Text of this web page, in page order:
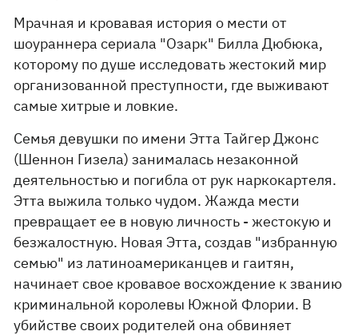
Мрачная и кровавая история о мести от
шоураннера сериала "Озарк" Билла Дюбюка,
которому по душе исследовать жестокий мир
организованной преступности, где выживают
самые хитрые и ловкие.
Семья девушки по имени Этта Тайгер Джонс
(Шеннон Гизела) занималась незаконной
деятельностью и погибла от рук наркокартеля.
Этта выжила только чудом. Жажда мести
превращает ее в новую личность - жестокую и
безжалостную. Новая Этта, создав "избранную
семью" из латиноамериканцев и гаитян,
начинает свое кровавое восхождение к званию
криминальной королевы Южной Флории. В
убийстве своих родителей она обвиняет